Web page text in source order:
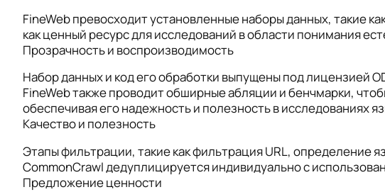
FineWeb превосходит установленные наборы данных, такие
как ценный ресурс для исследований в области понимания
Прозрачность и воспроизводимость
Набор данных и код его обработки выпущены под лицензией
FineWeb также проводит обширные абляции и бенчмарки,
обеспечивая его надежность и полезность в исследованиях
Качество и полезность
Этапы фильтрации, такие как фильтрация URL, определение
CommonCrawl дедуплицируется индивидуально с
Предложение ценности